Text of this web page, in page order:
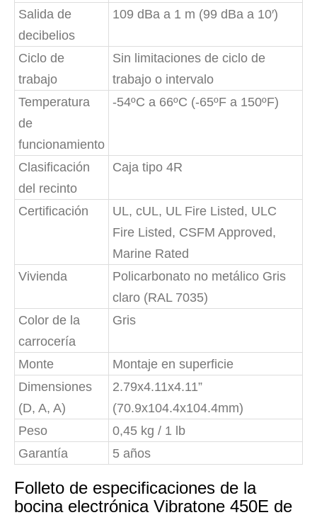
Salida de
decibelios
109 dBa a 1 m (99 dBa a 10′)
Ciclo de
trabajo
Sin limitaciones de ciclo de
trabajo o intervalo
Temperatura
de
funcionamiento
-54ºC a 66ºC (-65ºF a 150ºF)
Clasificación
del recinto
Caja tipo 4R
Certificación
UL, cUL, UL Fire Listed, ULC
Fire Listed, CSFM Approved,
Marine Rated
Vivienda
Policarbonato no metálico Gris
claro (RAL 7035)
Color de la
carrocería
Gris
Monte
Montaje en superficie
Dimensiones
(D, A, A)
2.79x4.11x4.11”
(70.9x104.4x104.4mm)
Peso
0,45 kg / 1 lb
Garantía
5 años
Folleto de especificaciones de la
bocina electrónica Vibratone 450E de